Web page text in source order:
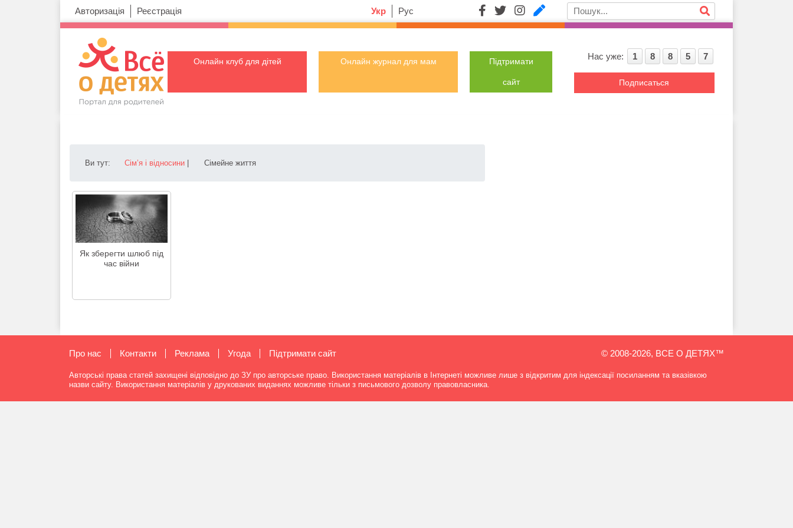
Авторизація Реєстрація Укр Рус
Онлайн клуб для дітей Онлайн журнал для мам Підтримати
сайт
Нас уже: 1 8 8 5 7
Подписаться
Ви тут: Сім’я і відносини Сімейне життя
Як зберегти шлюб під
час війни
Про нас Контакти Реклама Угода Підтримати сайт © 2008-2026, ВСЕ О ДЕТЯХ™
Авторські права статей захищені відповідно до ЗУ про авторське право. Використання матеріалів в Інтернеті можливе лише з відкритим для індексації посиланням та вказівкою
назви сайту. Використання матеріалів у друкованих виданнях можливе тільки з письмового дозволу правовласника.